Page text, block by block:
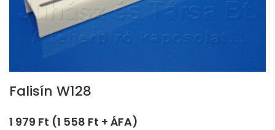
Falisín W128
1 979 Ft (1 558 Ft + ÁFA)